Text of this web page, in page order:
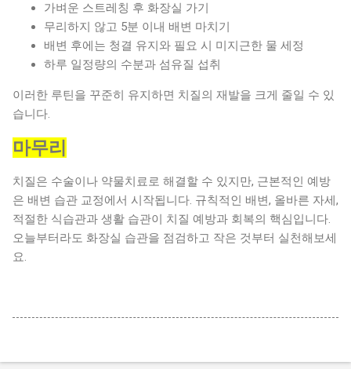
가벼운 스트레칭 후 화장실 가기
무리하지 않고 5분 이내 배변 마치기
배변 후에는 청결 유지와 필요 시 미지근한 물 세정
하루 일정량의 수분과 섬유질 섭취
이러한 루틴을 꾸준히 유지하면 치질의 재발을 크게 줄일 수 있
습니다.
마무리
치질은 수술이나 약물치료로 해결할 수 있지만, 근본적인 예방
은 배변 습관 교정에서 시작됩니다. 규칙적인 배변, 올바른 자세,
적절한 식습관과 생활 습관이 치질 예방과 회복의 핵심입니다.
오늘부터라도 화장실 습관을 점검하고 작은 것부터 실천해보세
요.